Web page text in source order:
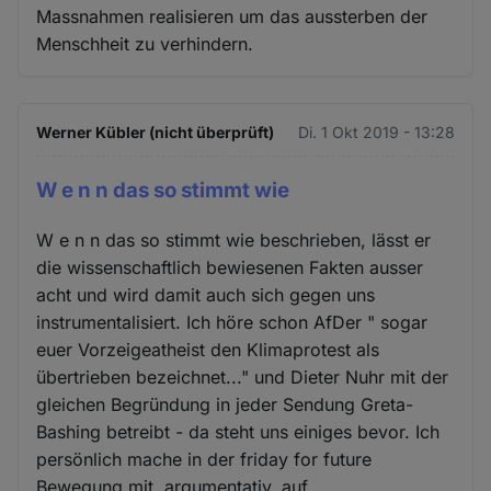
Massnahmen realisieren um das aussterben der
Menschheit zu verhindern.
Werner Kübler (nicht überprüft) Di. 1 Okt 2019 - 13:28
W e n n das so stimmt wie
W e n n das so stimmt wie beschrieben, lässt er
die wissenschaftlich bewiesenen Fakten ausser
acht und wird damit auch sich gegen uns
instrumentalisiert. Ich höre schon AfDer " sogar
euer Vorzeigeatheist den Klimaprotest als
übertrieben bezeichnet..." und Dieter Nuhr mit der
gleichen Begründung in jeder Sendung Greta-
Bashing betreibt - da steht uns einiges bevor. Ich
persönlich mache in der friday for future